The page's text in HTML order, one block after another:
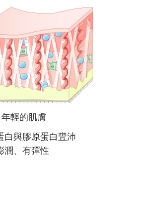
​年輕的肌膚
白與膠原蛋白豐沛
潤、有彈性